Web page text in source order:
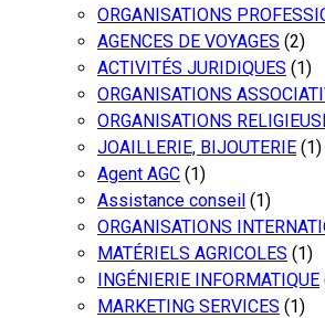
ORGANISATIONS
AGENCES DE VOYAGES (2)
ACTIVITÉS JURIDIQUES (1)
ORGANISATIONS
ORGANISATIONS
JOAILLERIE, BIJOUTERIE (1)
Agent AGC (1)
Assistance conseil (1)
ORGANISATIONS
MATÉRIELS AGRICOLES (1)
INGÉNIERIE INFORMATIQUE
MARKETING SERVICES (1)